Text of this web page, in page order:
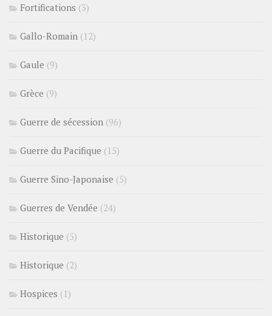
Fortifications (3)
Gallo-Romain (12)
Gaule (9)
Grèce (9)
Guerre de sécession (96)
Guerre du Pacifique (15)
Guerre Sino-Japonaise (5)
Guerres de Vendée (24)
Historique (5)
Historique (2)
Hospices (1)